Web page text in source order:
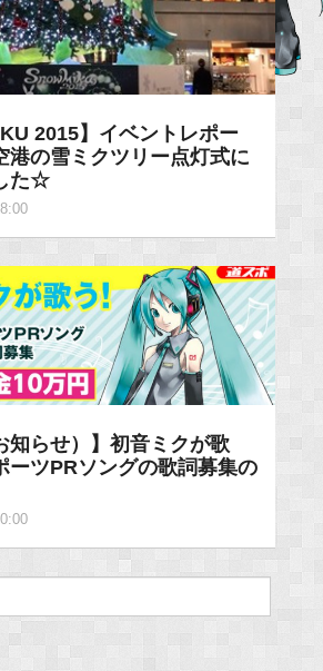
2015】イベントレポー
港の雪ミクツリー点灯式に
た☆
知らせ）】初音ミクが歌
ーツPRソングの歌詞募集の